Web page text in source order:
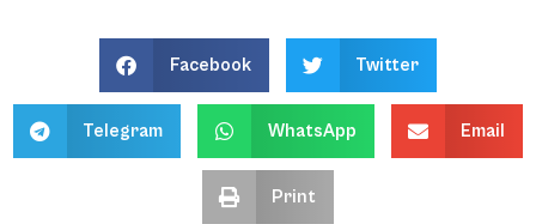
Facebook Twitter
Telegram WhatsApp Email
Print